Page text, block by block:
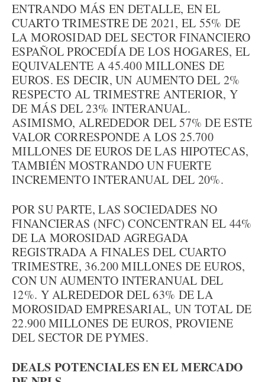
ENTRANDO MÁS EN DETALLE, EN EL
CUARTO TRIMESTRE DE 2021, EL 55% DE
LA MOROSIDAD DEL SECTOR FINANCIERO
ESPAÑOL PROCEDÍA DE LOS HOGARES, EL
EQUIVALENTE A 45.400 MILLONES DE
EUROS. ES DECIR, UN AUMENTO DEL 2%
RESPECTO AL TRIMESTRE ANTERIOR, Y
DE MÁS DEL 23% INTERANUAL.
ASIMISMO, ALREDEDOR DEL 57% DE ESTE
VALOR CORRESPONDE A LOS 25.700
MILLONES DE EUROS DE LAS HIPOTECAS,
TAMBIÉN MOSTRANDO UN FUERTE
INCREMENTO INTERANUAL DEL 20%.
POR SU PARTE, LAS SOCIEDADES NO
FINANCIERAS (NFC) CONCENTRAN EL 44%
DE LA MOROSIDAD AGREGADA
REGISTRADA A FINALES DEL CUARTO
TRIMESTRE, 36.200 MILLONES DE EUROS,
CON UN AUMENTO INTERANUAL DEL
12%. Y ALREDEDOR DEL 63% DE LA
MOROSIDAD EMPRESARIAL, UN TOTAL DE
22.900 MILLONES DE EUROS, PROVIENE
DEL SECTOR DE PYMES.
DEALS POTENCIALES EN EL MERCADO